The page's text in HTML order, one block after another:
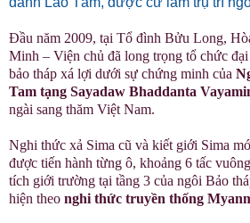
Đầu năm 2009, tại Tổ đình Bửu Long,
Minh – Viện chủ đã long trọng tổ chức
bảo tháp xá lợi dưới sự chứng minh của
Tam tạng Sayadaw Bhaddanta
ngài sang thăm Việt Nam.
Nghi thức xả Sima cũ và kiết giới Sima
được tiến hành từng ô, khoảng 6 tấc
tích giới trường tại tầng 3 của ngôi Bảo
hiện theo nghi thức truyền thống